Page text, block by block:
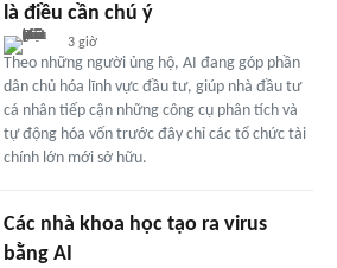
là điều cần chú ý
3 giờ
Theo những người ủng hộ, AI đang góp phần
dân chủ hóa lĩnh vực đầu tư, giúp nhà đầu tư
cá nhân tiếp cận những công cụ phân tích và
tự động hóa vốn trước đây chỉ các tổ chức tài
chính lớn mới sở hữu.
Các nhà khoa học tạo ra virus
bằng AI